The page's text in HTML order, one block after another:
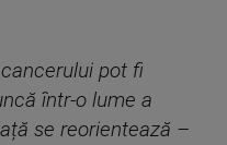
pot fi
într-o lume a
se reorientează –